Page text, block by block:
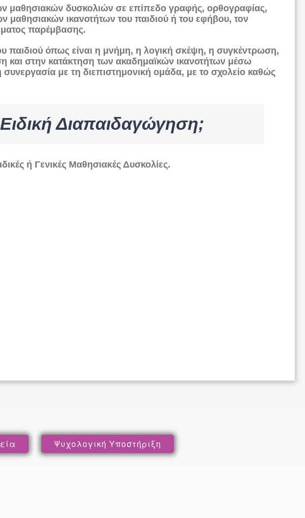
μαθησιακών δυσκολιών σε επίπεδο γραφής, ορθογραφίας,
μαθησιακών ικανοτήτων του παιδιού ή του εφήβου, τον
παρέμβασης.
όπως είναι η μνήμη, η λογική σκέψη, η συγκέντρωση,
και στην κατάκτηση των ακαδημαϊκών ικανοτήτων μέσω
με τη διεπιστημονική ομάδα, με το σχολείο καθώς
Διαπαιδαγώγηση;
ή Γενικές Μαθησιακές Δυσκολίες.
Ψυχολογική Υποστήριξη